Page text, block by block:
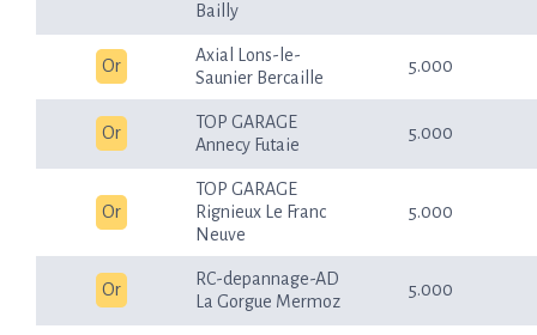
Bailly
Or
Axial Lons-le-
Saunier Bercaille
5.000
Or
TOP GARAGE
Annecy Futaie
5.000
Or
TOP GARAGE
Rignieux Le Franc
Neuve
5.000
Or
RC-depannage-AD
La Gorgue Mermoz
5.000